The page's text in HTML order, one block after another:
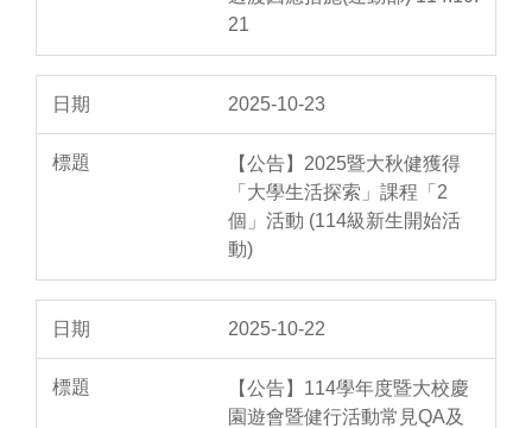
21
2025-10-23
【公告】2025暨大秋健獲得
「大學生活探索」課程「2
個」活動 (114級新生開始活
動)
2025-10-22
【公告】114學年度暨大校慶
園遊會暨健行活動常見QA及